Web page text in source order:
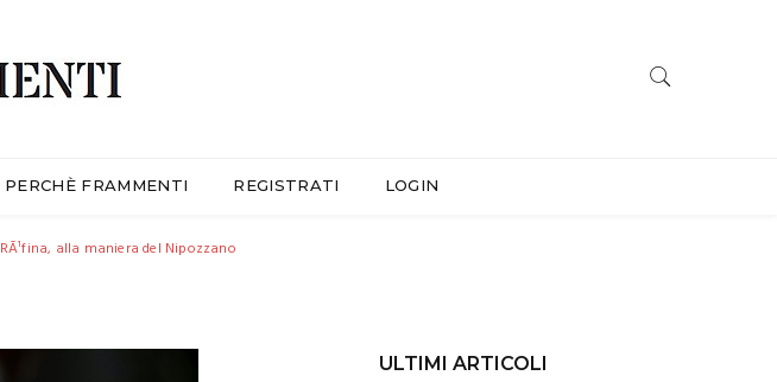
PERCHÈ FRAMMENTI REGISTRATI LOGIN
RÃ¹fina, alla maniera del Nipozzano
ULTIMI ARTICOLI